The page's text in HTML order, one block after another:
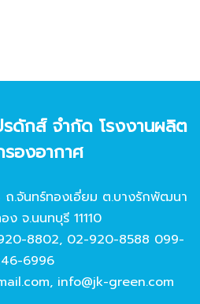
รดักส์ จํากัด โรงงานผลิต
องอากาศ
.จันทร์ทองเอี่ยม ต.บางรักพัฒนา
ง จ.นนทบุรี 11110
8802, 02-920-8588 099-
6996
, info@jk-green.com